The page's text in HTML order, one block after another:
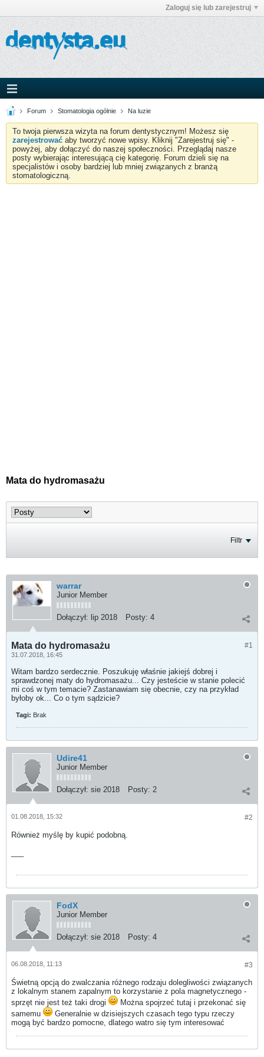
Zaloguj się lub zarejestruj
Forum Stomatologia ogólnie Na luzie
To twoja pierwsza wizyta na forum dentystycznym! Możesz się
zarejestrować aby tworzyć nowe wpisy. Kliknij "Zarejestruj się" -
powyżej, aby dołączyć do naszej społeczności. Przeglądaj nasze
posty wybierając interesującą cię kategorię. Forum dzieli się na
specjalistów i osoby bardziej lub mniej związanych z branżą
stomatologiczną.
Mata do hydromasażu
Filtr
warrar
Junior Member
Dołączył: lip 2018 Posty: 4
#1
Mata do hydromasażu
31.07.2018, 16:45
Witam bardzo serdecznie. Poszukuję właśnie jakiejś dobrej i
sprawdzonej maty do hydromasażu... Czy jesteście w stanie polecić
mi coś w tym temacie? Zastanawiam się obecnie, czy na przykład
byłoby ok... Co o tym sądzicie?
Tagi: Brak
Udire41
Junior Member
Dołączył: sie 2018 Posty: 2
#2
01.08.2018, 15:32
Również myślę by kupić podobną.
FodX
Junior Member
Dołączył: sie 2018 Posty: 4
#3
06.08.2018, 11:13
Świetną opcją do zwalczania różnego rodzaju dolegliwości związanych
z lokalnym stanem zapalnym to korzystanie z pola magnetycznego -
sprzęt nie jest też taki drogi
Można spojrzeć tutaj i przekonać się
samemu
Generalnie w dzisiejszych czasach tego typu rzeczy
mogą być bardzo pomocne, dlatego watro się tym interesować